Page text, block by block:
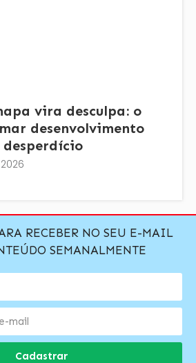
vira desculpa: o
desenvolvimento
RECEBER NO SEU E-MAIL
SEMANALMENTE
Cadastrar